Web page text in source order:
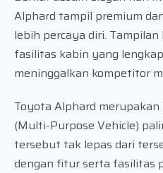
Alphard tampil premium
lebih percaya diri.
fasilitas kabin yang
meninggalkan kompetitor
Toyota Alphard
(Multi-Purpose Vehicle)
tersebut tak lepas dari
dengan fitur serta fasilitas